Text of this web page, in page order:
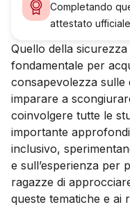
Completando
attestato
Quello della
fondamentale per
consapevolezza sulle
imparare a
coinvolgere tutte le
importante
inclusivo,
e sull’esperienza per
ragazze di
queste tematiche e ai